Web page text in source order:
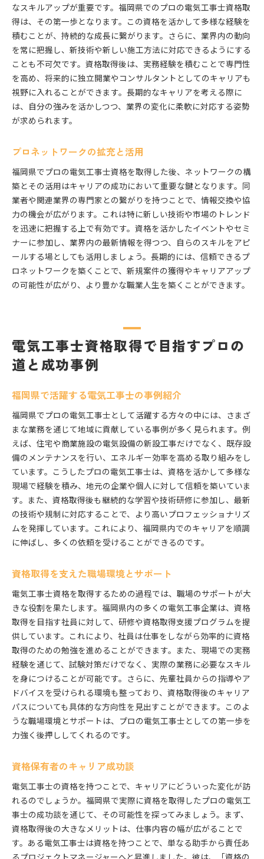
なスキルアップが重要です。福岡県でのプロの電気工事士資格取
得は、その第一歩となります。この資格を活かして多様な経験を
積むことが、持続的な成長に繋がります。さらに、業界内の動向
を常に把握し、新技術や新しい施工方法に対応できるようにする
ことも不可欠です。資格取得後は、実務経験を積むことで専門性
を高め、将来的に独立開業やコンサルタントとしてのキャリアも
視野に入れることができます。長期的なキャリアを考える際に
は、自分の強みを活かしつつ、業界の変化に柔軟に対応する姿勢
が求められます。
プロネットワークの拡充と活用
福岡県でプロの電気工事士資格を取得した後、ネットワークの構
築とその活用はキャリアの成功において重要な鍵となります。同
業者や関連業界の専門家との繋がりを持つことで、情報交換や協
力の機会が広がります。これは特に新しい技術や市場のトレンド
を迅速に把握する上で有効です。資格を活かしたイベントやセミ
ナーに参加し、業界内の最新情報を得つつ、自らのスキルをアピ
ールする場としても活用しましょう。長期的には、信頼できるプ
ロネットワークを築くことで、新規案件の獲得やキャリアアップ
の可能性が広がり、より豊かな職業人生を築くことができます。
電気工事士資格取得で目指すプロの
道と成功事例
福岡県で活躍する電気工事士の事例紹介
福岡県でプロの電気工事士として活躍する方々の中には、さまざ
まな業務を通じて地域に貢献している事例が多く見られます。例
えば、住宅や商業施設の電気設備の新設工事だけでなく、既存設
備のメンテナンスを行い、エネルギー効率を高める取り組みをし
ています。こうしたプロの電気工事士は、資格を活かして多様な
現場で経験を積み、地元の企業や個人に対して信頼を築いていま
す。また、資格取得後も継続的な学習や技術研修に参加し、最新
の技術や規制に対応することで、より高いプロフェッショナリズ
ムを発揮しています。これにより、福岡県内でのキャリアを順調
に伸ばし、多くの依頼を受けることができるのです。
資格取得を支えた職場環境とサポート
電気工事士資格を取得するための過程では、職場のサポートが大
きな役割を果たします。福岡県内の多くの電気工事企業は、資格
取得を目指す社員に対して、研修や資格取得支援プログラムを提
供しています。これにより、社員は仕事をしながら効率的に資格
取得のための勉強を進めることができます。また、現場での実務
経験を通じて、試験対策だけでなく、実際の業務に必要なスキル
を身につけることが可能です。さらに、先輩社員からの指導やア
ドバイスを受けられる環境も整っており、資格取得後のキャリア
パスについても具体的な方向性を見出すことができます。このよ
うな職場環境とサポートは、プロの電気工事士としての第一歩を
力強く後押ししてくれるのです。
資格保有者のキャリア成功談
電気工事士の資格を持つことで、キャリアにどういった変化が訪
れるのでしょうか。福岡県で実際に資格を取得したプロの電気工
事士の成功談を通じて、その可能性を探ってみましょう。まず、
資格取得後の大きなメリットは、仕事内容の幅が広がることで
す。ある電気工事士は資格を持つことで、単なる助手から責任あ